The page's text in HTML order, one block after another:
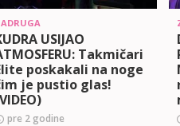
USIJAO
Takmičari
poskakali na noge
je pustio glas!
pre 2 godine